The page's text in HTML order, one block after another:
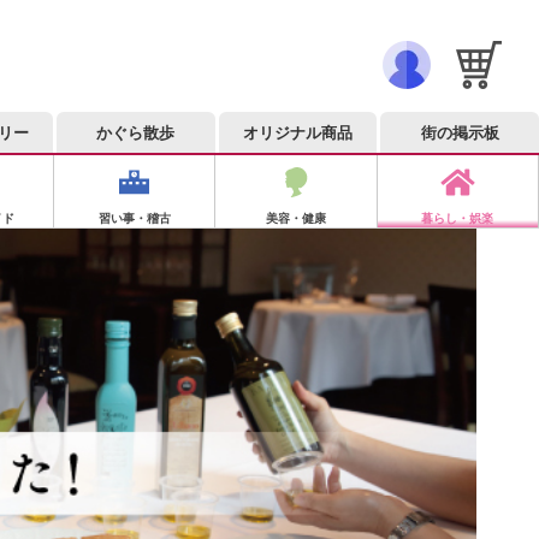
ー かぐら散歩 オリジナル商品 街の掲示板
習い事・稽古 美容・健康 暮らし・娯楽